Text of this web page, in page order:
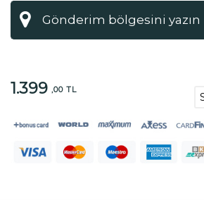
1.399 ,00 TL